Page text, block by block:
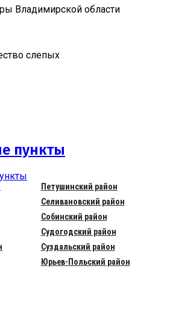
Владимирской области
слепых
пункты
Петушинский район
Селивановский район
Собинский район
Судогодский район
Суздальский район
Юрьев-Польский район